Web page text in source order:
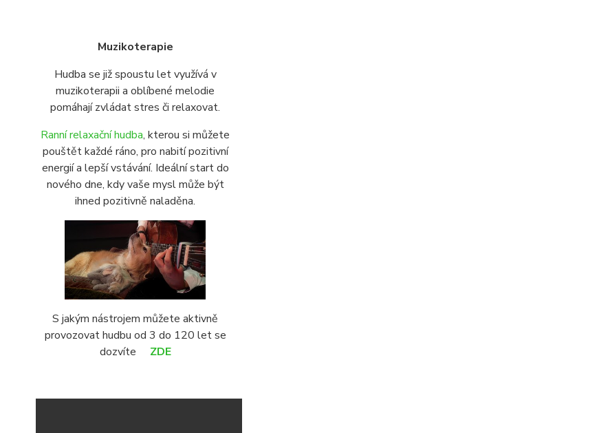
Muzikoterapie
Hudba se již spoustu let využívá v
muzikoterapii a oblíbené melodie
pomáhají zvládat stres či relaxovat.
Ranní relaxační hudba, kterou si můžete
pouštět každé ráno, pro nabití pozitivní
energií a lepší vstávání. Ideální start do
nového dne, kdy vaše mysl může být
ihned pozitivně naladěna.
S jakým nástrojem můžete aktivně
provozovat hudbu od 3 do 120 let se
dozvíte ZDE